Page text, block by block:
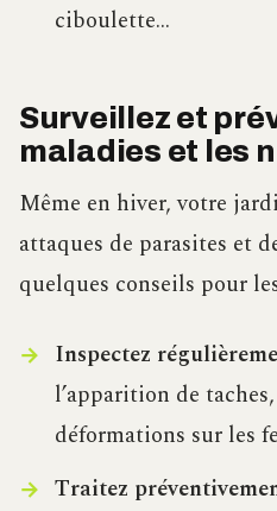
ciboulette…
Surveillez et
maladies et les
Même en hiver, votre
attaques de parasites et
quelques conseils pour
Inspectez
l’apparition de
déformations sur les
Traitez